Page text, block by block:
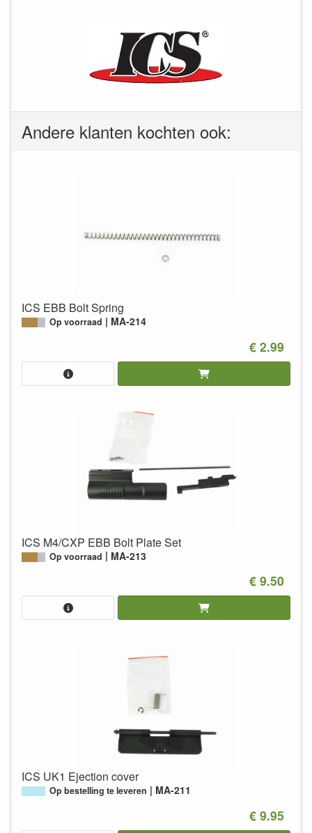
Andere klanten kochten ook:
ICS EBB Bolt Spring
Op voorraad MA-214
€ 2.99
ICS M4/CXP EBB Bolt Plate Set
Op voorraad MA-213
€ 9.50
ICS UK1 Ejection cover
Op bestelling te leveren MA-211
€ 9.95